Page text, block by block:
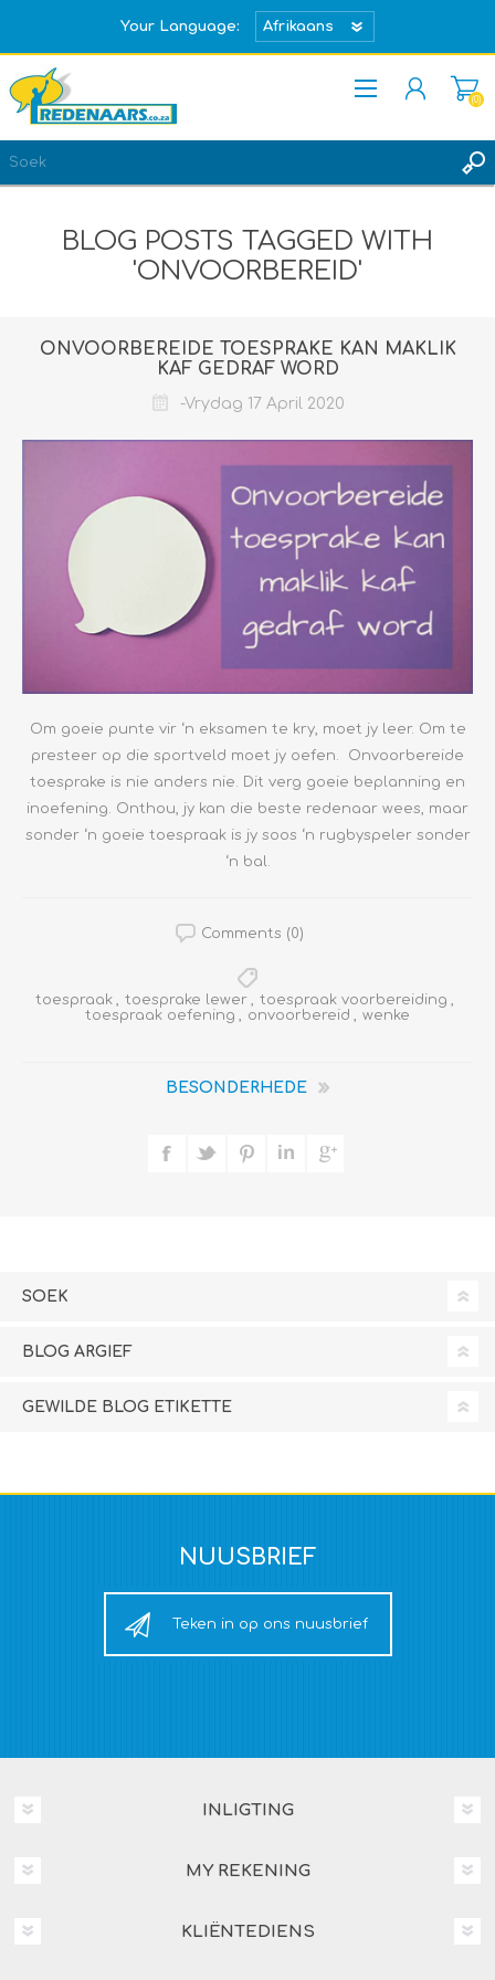
Your Language:
REGISTREER
(0)
BLOG POSTS TAGGED WITH
'ONVOORBEREID'
ONVOORBEREIDE TOESPRAKE KAN MAKLIK
KAF GEDRAF WORD
-Vrydag 17 April 2020
Om goeie punte vir ‘n eksamen te kry, moet jy leer. Om te
presteer op die sportveld moet jy oefen. Onvoorbereide
toesprake is nie anders nie. Dit verg goeie beplanning en
inoefening. Onthou, jy kan die beste redenaar wees, maar
sonder ‘n goeie toespraak is jy soos ‘n rugbyspeler sonder
‘n bal.
Comments (0)
toespraak toesprake lewer toespraak voorbereiding
toespraak oefening
onvoorbereid wenke
BESONDERHEDE
SOEK
BLOG ARGIEF
GEWILDE BLOG ETIKETTE
NUUSBRIEF
Teken in op ons nuusbrief
INLIGTING
MY REKENING
KLIËNTEDIENS